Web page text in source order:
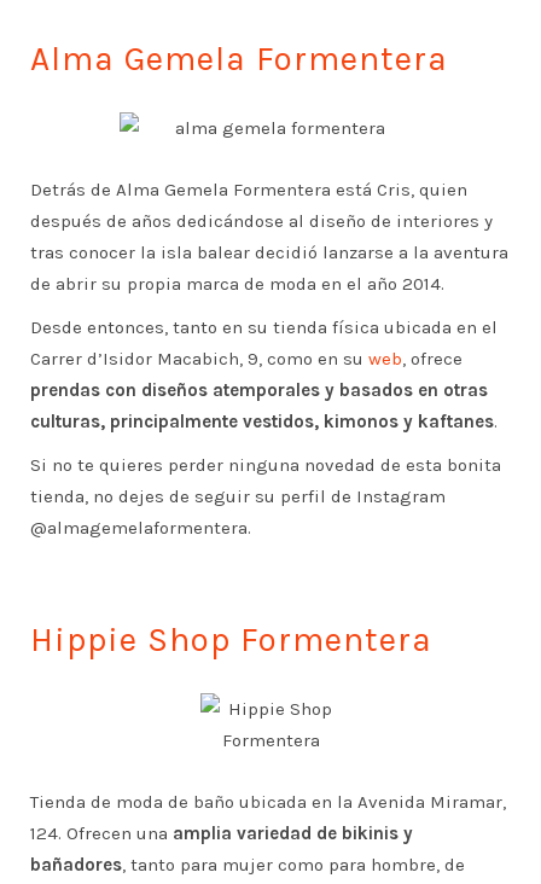
Alma Gemela Formentera
Detrás de Alma Gemela Formentera está Cris, quien
después de años dedicándose al diseño de interiores y
tras conocer la isla balear decidió lanzarse a la aventura
de abrir su propia marca de moda en el año 2014.
Desde entonces, tanto en su tienda física ubicada en el
Carrer d’Isidor Macabich, 9, como en su web, ofrece
prendas con diseños atemporales y basados en otras
culturas, principalmente vestidos, kimonos y kaftanes.
Si no te quieres perder ninguna novedad de esta bonita
tienda, no dejes de seguir su perfil de Instagram
@almagemelaformentera.
Hippie Shop Formentera
Tienda de moda de baño ubicada en la Avenida Miramar,
124. Ofrecen una amplia variedad de bikinis y
bañadores, tanto para mujer como para hombre, de